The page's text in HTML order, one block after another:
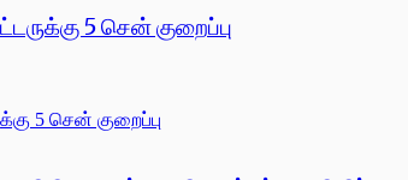
5 சென் குறைப்பு